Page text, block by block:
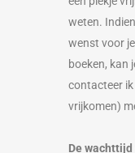
weten.
wenst voor
boeken, kan
contacteer
vrijkomen)
De